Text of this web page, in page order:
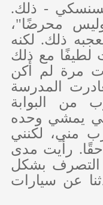
- ذلك.
محرضًا"،
ذلك. لكنه
لطيفًا مع ذلك
مرة لم أكن
المدرسة
من البوابة
يمشي وحده
مني، لكنني
رأيت مدى
بشكل
عن سيارات